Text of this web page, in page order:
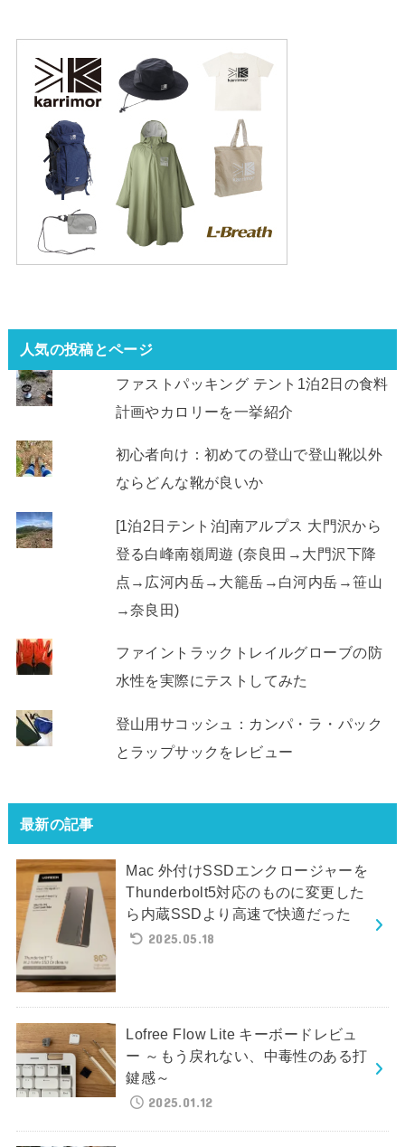
人気の投稿とページ
ファストパッキング テント1泊2日の食料
計画やカロリーを一挙紹介
初心者向け：初めての登山で登山靴以外
ならどんな靴が良いか
[1泊2日テント泊]南アルプス 大門沢から
登る白峰南嶺周遊 (奈良田→大門沢下降
点→広河内岳→大籠岳→白河内岳→笹山
→奈良田)
ファイントラックトレイルグローブの防
水性を実際にテストしてみた
登山用サコッシュ：カンパ・ラ・パック
とラップサックをレビュー
最新の記事
Mac 外付けSSDエンクロージャーを
Thunderbolt5対応のものに変更した
ら内蔵SSDより高速で快適だった
2025.05.18
Lofree Flow Lite キーボードレビュ
ー ～もう戻れない、中毒性のある打
鍵感～
2025.01.12